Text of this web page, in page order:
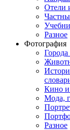
Отели
Разное
Фотография
Кино и
Мода,
Разное